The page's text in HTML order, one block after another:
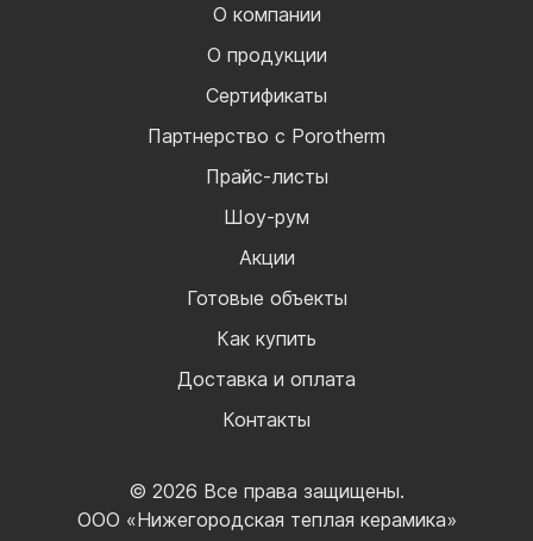
О компании
О продукции
Сертификаты
Партнерство с Porotherm
Прайс-листы
Шоу-рум
Акции
Готовые объекты
Как купить
Доставка и оплата
Контакты
© 2026 Все права защищены.
ООО «Нижегородская теплая керамика»